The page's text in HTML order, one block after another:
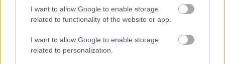
I want to allow Google to enable storage
related to functionality of the website or app.
I want to allow Google to enable storage
related to personalization.
Egyre több embernél jelentkezik ez a hiányállapot – az
első jelek szinte észrevehetetlenek